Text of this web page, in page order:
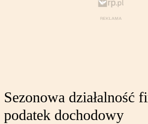
Sezonowa działalność
podatek dochodowy